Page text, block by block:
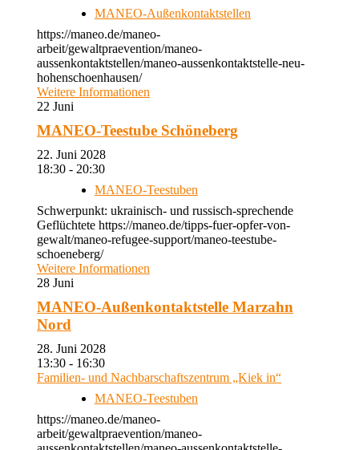
MANEO-Außenkontaktstellen
https://maneo.de/maneo-
arbeit/gewaltpraevention/maneo-
aussenkontaktstellen/maneo-aussenkontaktstelle-neu-
hohenschoenhausen/
Weitere Informationen
22 Juni
MANEO-Teestube Schöneberg
22. Juni 2028
18:30 - 20:30
MANEO-Teestuben
Schwerpunkt: ukrainisch- und russisch-sprechende
Geflüchtete https://maneo.de/tipps-fuer-opfer-von-
gewalt/maneo-refugee-support/maneo-teestube-
schoeneberg/
Weitere Informationen
28 Juni
MANEO-Außenkontaktstelle Marzahn
Nord
28. Juni 2028
13:30 - 16:30
Familien- und Nachbarschaftszentrum „Kiek in“
MANEO-Teestuben
https://maneo.de/maneo-
arbeit/gewaltpraevention/maneo-